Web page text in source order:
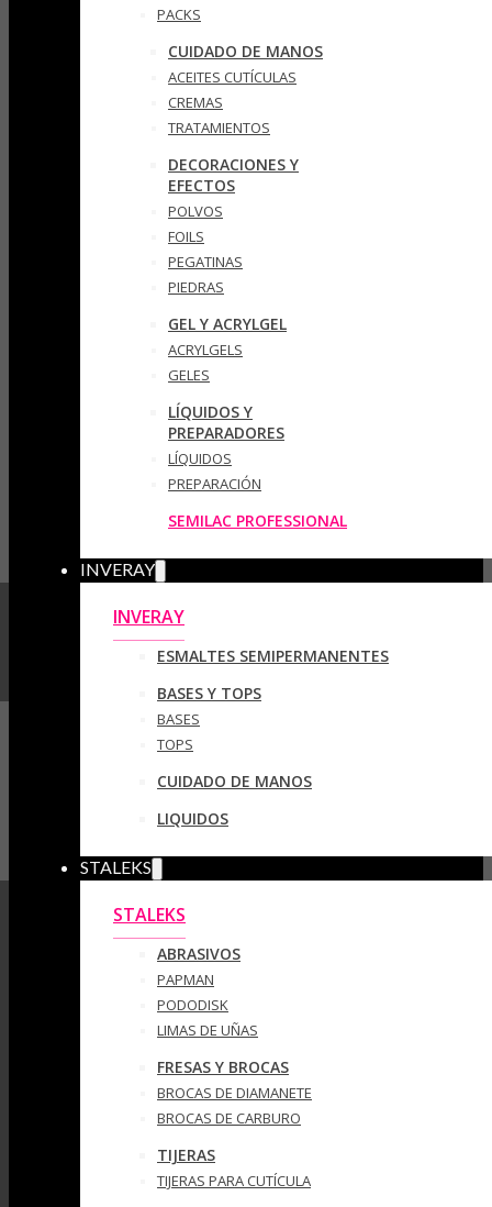
PACKS
CUIDADO DE MANOS
ACEITES CUTÍCULAS
CREMAS
TRATAMIENTOS
DECORACIONES Y
EFECTOS
POLVOS
FOILS
PEGATINAS
PIEDRAS
GEL Y ACRYLGEL
ACRYLGELS
GELES
LÍQUIDOS Y
PREPARADORES
LÍQUIDOS
PREPARACIÓN
SEMILAC PROFESSIONAL
INVERAY
INVERAY
ESMALTES SEMIPERMANENTES
BASES Y TOPS
BASES
TOPS
CUIDADO DE MANOS
LIQUIDOS
STALEKS
STALEKS
ABRASIVOS
PAPMAN
PODODISK
LIMAS DE UÑAS
FRESAS Y BROCAS
BROCAS DE DIAMANETE
BROCAS DE CARBURO
TIJERAS
TIJERAS PARA CUTÍCULA